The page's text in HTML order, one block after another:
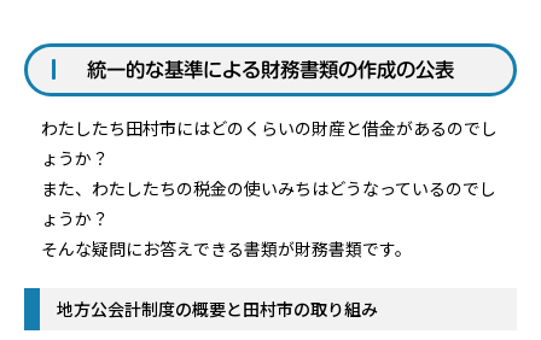
統一的な基準による財務書類の作成の公表
わたしたち田村市にはどのくらいの財産と借金があるのでし
ょうか？
また、わたしたちの税金の使いみちはどうなっているのでし
ょうか？
そんな疑問にお答えできる書類が財務書類です。
地方公会計制度の概要と田村市の取り組み